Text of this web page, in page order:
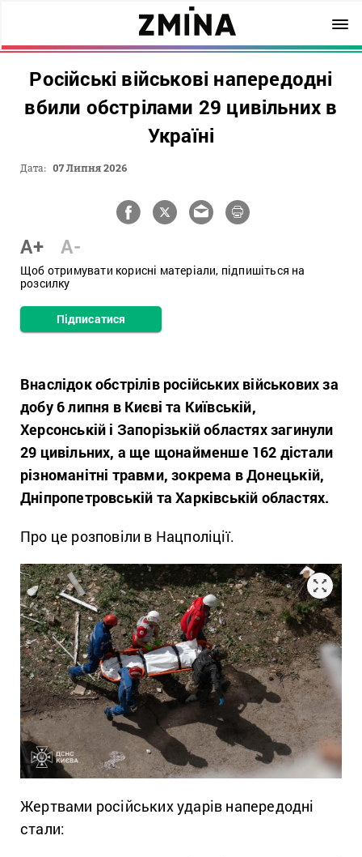
Російські військові напередодні
вбили обстрілами 29 цивільних в
Україні
Дата: 07 Липня 2026
A+ A-
Щоб отримувати корисні матеріали, підпишіться на
розсилку
Підписатися
Внаслідок обстрілів російських військових за
добу 6 липня в Києві та Київській,
Херсонській і Запорізькій областях загинули
29 цивільних, а ще щонайменше 162 дістали
різноманітні травми, зокрема в Донецькій,
Дніпропетровській та Харківській областях.
Про це розповіли в Нацполіції.
Жертвами російських ударів напередодні
стали: